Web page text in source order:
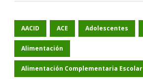
AACID ACE Adolescentes
Alimentación
Alimentación Complementaria Escolar